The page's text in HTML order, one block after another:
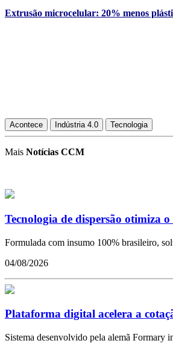
Extrusão microcelular: 20% menos
Acontece Indústria 4.0 Tecnologia
Mais Notícias CCM
Tecnologia de dispersão otimiza
Formulada com insumo 100% brasileiro,
04/08/2026
Plataforma digital acelera a
Sistema desenvolvido pela alemã Formary